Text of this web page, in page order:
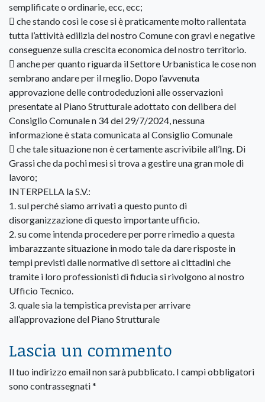
semplificate o ordinarie, ecc, ecc;
 che stando così le cose si è praticamente molto rallentata
tutta l’attività edilizia del nostro Comune con gravi e negative
conseguenze sulla crescita economica del nostro territorio.
 anche per quanto riguarda il Settore Urbanistica le cose non
sembrano andare per il meglio. Dopo l’avvenuta
approvazione delle controdeduzioni alle osservazioni
presentate al Piano Strutturale adottato con delibera del
Consiglio Comunale n 34 del 29/7/2024, nessuna
informazione è stata comunicata al Consiglio Comunale
 che tale situazione non è certamente ascrivibile all’Ing. Di
Grassi che da pochi mesi si trova a gestire una gran mole di
lavoro;
INTERPELLA la S.V.:
1. sul perché siamo arrivati a questo punto di
disorganizzazione di questo importante ufficio.
2. su come intenda procedere per porre rimedio a questa
imbarazzante situazione in modo tale da dare risposte in
tempi previsti dalle normative di settore ai cittadini che
tramite i loro professionisti di fiducia si rivolgono al nostro
Ufficio Tecnico.
3. quale sia la tempistica prevista per arrivare
all’approvazione del Piano Strutturale
Lascia un commento
Il tuo indirizzo email non sarà pubblicato. I campi obbligatori
sono contrassegnati*